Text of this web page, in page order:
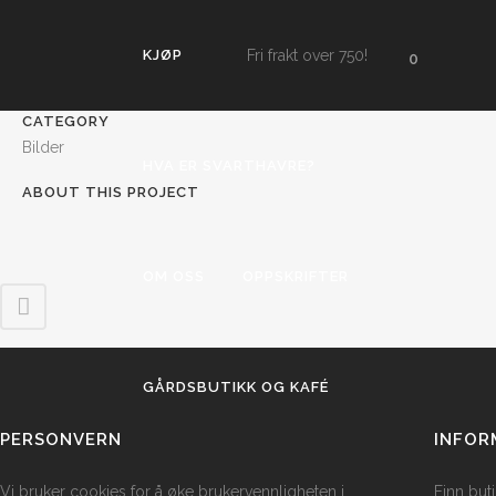
Fri frakt over 750! 0
KJØP
GÅRDSBUTIKK OG KAFÉ
CATEGORY
Bilder
ABOUT THIS PROJECT
PERSONVERN
Vi bruker cookies for å øke brukervennligheten i
Finn